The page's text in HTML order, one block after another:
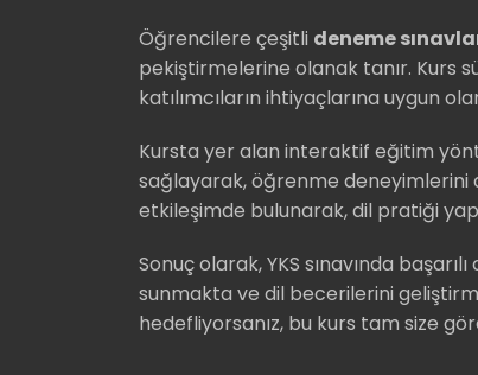
Öğrencilere çeşitli deneme
pekiştirmelerine olanak tanır. Kurs
katılımcıların ihtiyaçlarına uygun
Kursta yer alan interaktif eğitim
sağlayarak, öğrenme deneyimlerini
etkileşimde bulunarak, dil pratiği
Sonuç olarak, YKS sınavında
sunmakta ve dil becerilerini
hedefliyorsanız, bu kurs tam size